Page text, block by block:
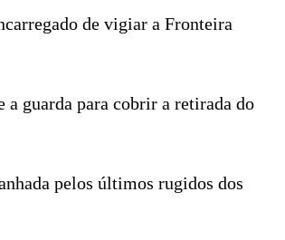
de vigiar a Fronteira
a guarda para cobrir a retirada do
pelos últimos rugidos dos